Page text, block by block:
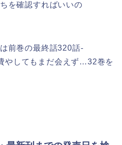
を確認すればいいの
前巻の最終話320話‐
やしてもまだ会えず…32巻を